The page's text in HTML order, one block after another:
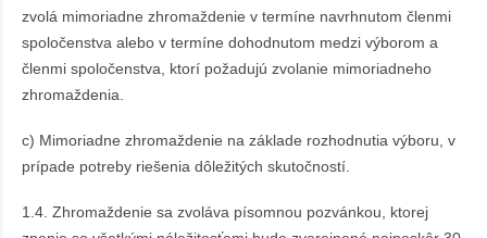
zvolá mimoriadne zhromaždenie v termíne navrhnutom členmi
spoločenstva alebo v termíne dohodnutom medzi výborom a
členmi spoločenstva, ktorí požadujú zvolanie mimoriadneho
zhromaždenia.
c) Mimoriadne zhromaždenie na základe rozhodnutia výboru, v
prípade potreby riešenia dôležitých skutočností.
1.4. Zhromaždenie sa zvoláva písomnou pozvánkou, ktorej